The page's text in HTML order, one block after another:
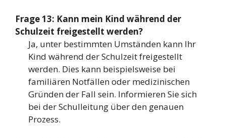
Frage 13: Kann mein Kind während der
Schulzeit freigestellt werden?
Ja, unter bestimmten Umständen kann Ihr
Kind während der Schulzeit freigestellt
werden. Dies kann beispielsweise bei
familiären Notfällen oder medizinischen
Gründen der Fall sein. Informieren Sie sich
bei der Schulleitung über den genauen
Prozess.